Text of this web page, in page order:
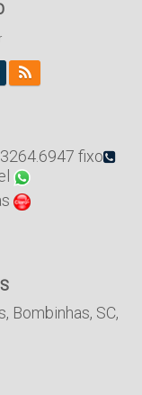
fixo
, Bombinhas, SC,